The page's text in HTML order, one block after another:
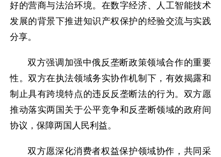
好的营商与法治环境。在数字经济、人工智能技术
发展的背景下推进知识产权保护的经验交流与实践
分享。
双方强调加强中俄反垄断政策领域合作的重要
性。双方在执法领域务实协作机制下，有效揭露和
制止具有跨境特点的违反反垄断法的行为。双方愿
推动落实两国关于公平竞争和反垄断领域的政府间
协议，保障两国人民利益。
双方愿深化消费者权益保护领域协作，共同采